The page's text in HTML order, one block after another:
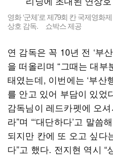
영화 ‘군체’로 제79회 칸 국제영화
상호 감독. 쇼박스 제공
연 감독은 꼭 10년 전 ‘부
을 떠올리며 “그때는 대
태였는데, 이번에는 ‘부산
를 안고 있어 부담이 있었
감독님이 레드카펫에 오
라”며 “‘대단하다’고 말
되지만 칸에 또 오고 싶다
다”고 했다. 전지현 역시